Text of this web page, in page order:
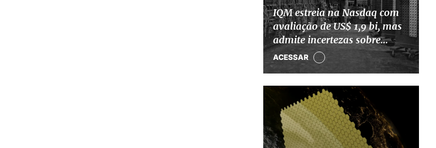
IQM estreia na Nasdaq com
avaliação de US$ 1,9 bi, mas
admite incertezas sobre
computação quântica
ACESSAR